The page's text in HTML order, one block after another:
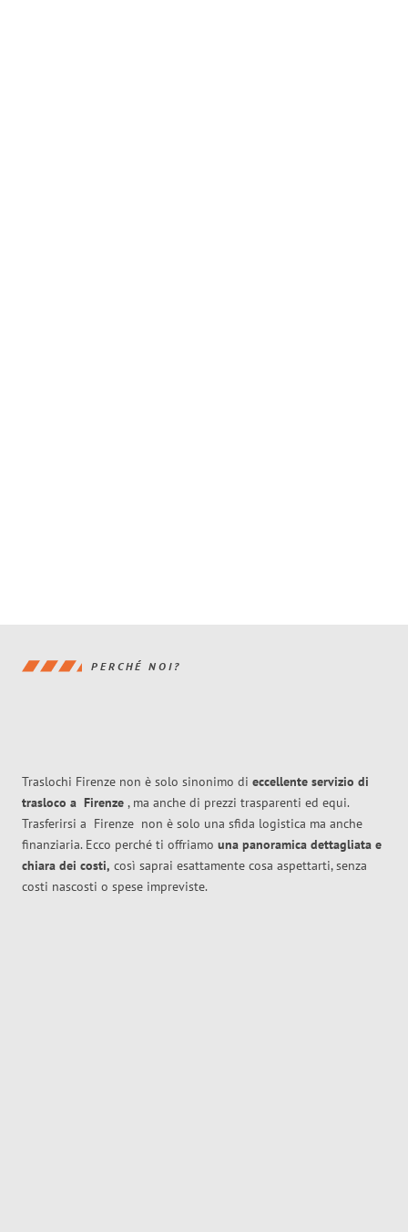
PERCHÉ NOI?
Traslochi Firenze non è solo sinonimo di eccellente servizio di
trasloco a Firenze , ma anche di prezzi trasparenti ed equi.
Trasferirsi a Firenze non è solo una sfida logistica ma anche
finanziaria. Ecco perché ti offriamo una panoramica dettagliata e
chiara dei costi, così saprai esattamente cosa aspettarti, senza
costi nascosti o spese impreviste.